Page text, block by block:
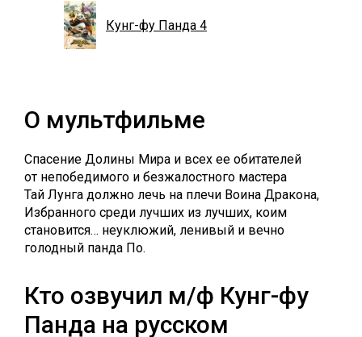
Кунг-фу Панда 4
О мультфильме
Спасение Долины Мира и всех ее обитателей
от непобедимого и безжалостного мастера
Тай Лунга должно лечь на плечи Воина Дракона,
Избранного среди лучших из лучших, коим
становится… неуклюжий, ленивый и вечно
голодный панда По.
Кто озвучил м/ф Кунг-фу
Панда на русском